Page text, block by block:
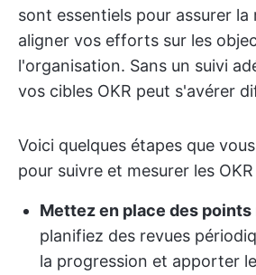
sont essentiels pour assurer la
aligner vos efforts sur les
l'organisation. Sans un suivi
vos cibles OKR peut s'avérer
Voici quelques étapes que
pour suivre et mesurer les
Mettez en place des points
planifiez des revues
la progression et apporter